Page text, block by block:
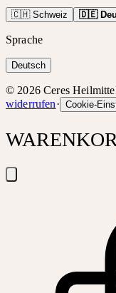
🇨🇭 Schweiz 🇩🇪
Sprache
Deutsch
©2026 Ceres
widerrufen· Cookie-